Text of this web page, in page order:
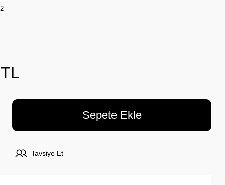
Sepete Ekle
Tavsiye Et